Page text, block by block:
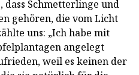
dass Schmetterlinge und
gehören, die vom Licht
uns: „Ich habe mit
angelegt
weil es keinen der